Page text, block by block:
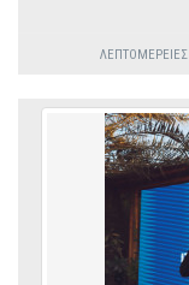
ΛΕΠΤΟΜΈΡΕΙΕΣ